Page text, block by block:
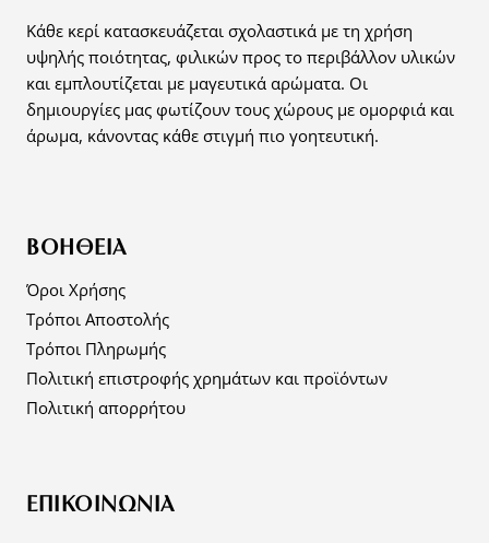
Κάθε κερί κατασκευάζεται σχολαστικά με τη χρήση
υψηλής ποιότητας, φιλικών προς το περιβάλλον υλικών
και εμπλουτίζεται με μαγευτικά αρώματα. Οι
δημιουργίες μας φωτίζουν τους χώρους με ομορφιά και
άρωμα, κάνοντας κάθε στιγμή πιο γοητευτική.
ΒΟΉΘΕΙΑ
Όροι Χρήσης
Τρόποι Αποστολής
Τρόποι Πληρωμής
Πολιτική επιστροφής χρημάτων και προϊόντων
Πολιτική απορρήτου
ΕΠΙΚΟΙΝΩΝΙΑ